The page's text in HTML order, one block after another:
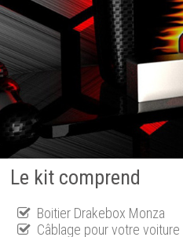
Le kit comprend
Boitier Drakebox Monza
Câblage pour votre voiture